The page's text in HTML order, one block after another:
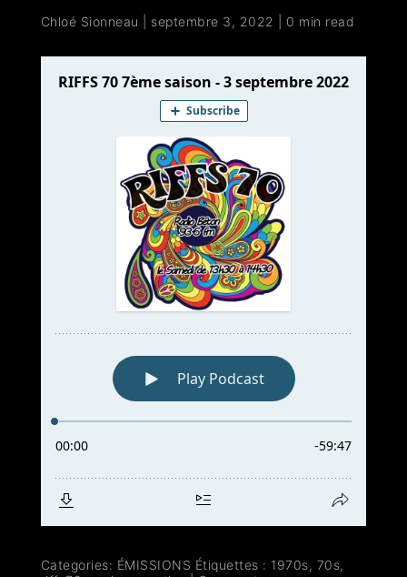
Chloé Sionneau septembre 3, 2022 0 min read
Categories: ÉMISSIONS Étiquettes : 1970s, 70s,